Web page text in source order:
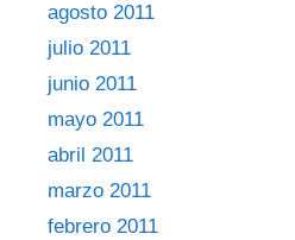
agosto 2011
julio 2011
junio 2011
mayo 2011
abril 2011
marzo 2011
febrero 2011